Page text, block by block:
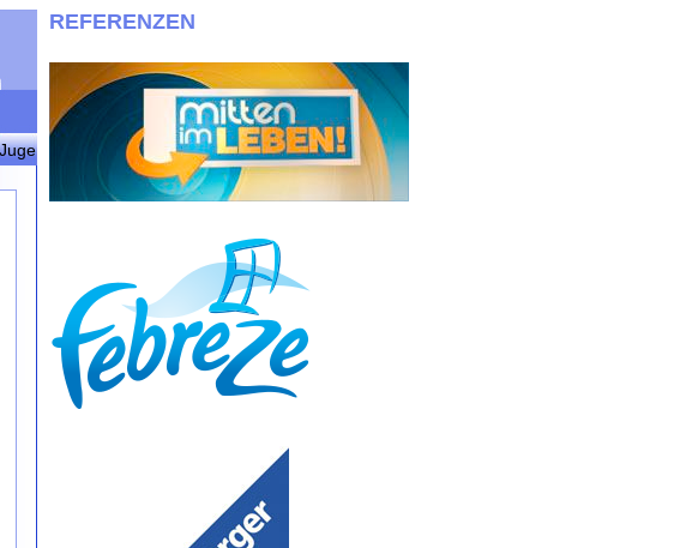
Bitte bei info@030casting mit Fotos+Maßen bewerben!!! + + + Wir suchen immer
REFERENZEN